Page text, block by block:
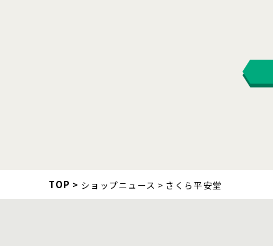
TOP ショップニュース さくら平安堂